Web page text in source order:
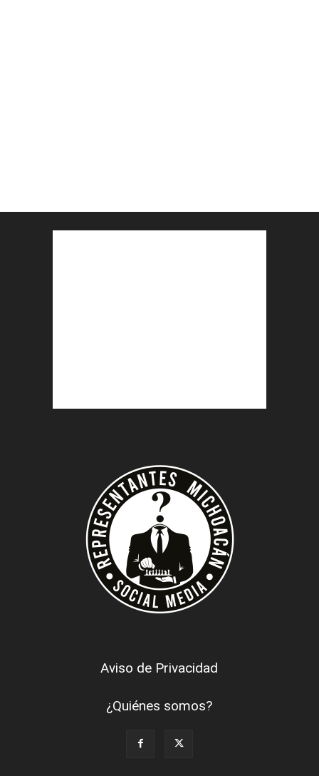
Aviso de Privacidad
¿Quiénes somos?